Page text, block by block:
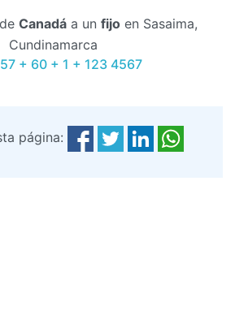
Canadá a un fijo en Sasaima,
Cundinamarca
+ 60 + 1 + 123 4567
página: